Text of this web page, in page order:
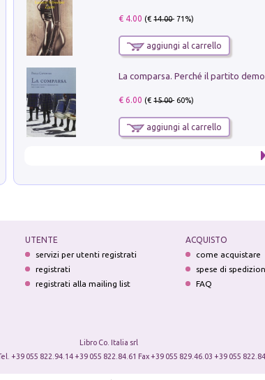
€ 4.00 (€14.00- 71%)
aggiungi al carrello
€ 6.00 (€15.00- 60%)
aggiungi al carrello
UTENTE
servizi per utenti registrati
registrati
registrati alla mailing list
ACQUISTO
come acquistare
spese di
FAQ
Libro Co. Italia srl
+39 055 822.94.14 +39 055 822.84.61 Fax +39 055 829.46.03 +39 055